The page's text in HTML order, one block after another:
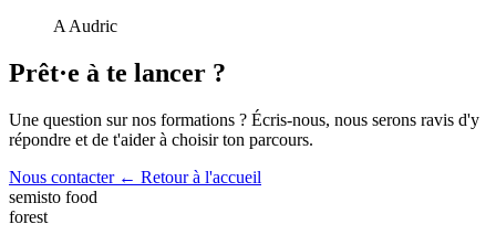
A Audric
Prêt·e à te lancer ?
Une question sur nos formations ? Écris-nous, nous serons ravis d'y
répondre et de t'aider à choisir ton parcours.
Nous contacter ← Retour à l'accueil
semisto food
forest